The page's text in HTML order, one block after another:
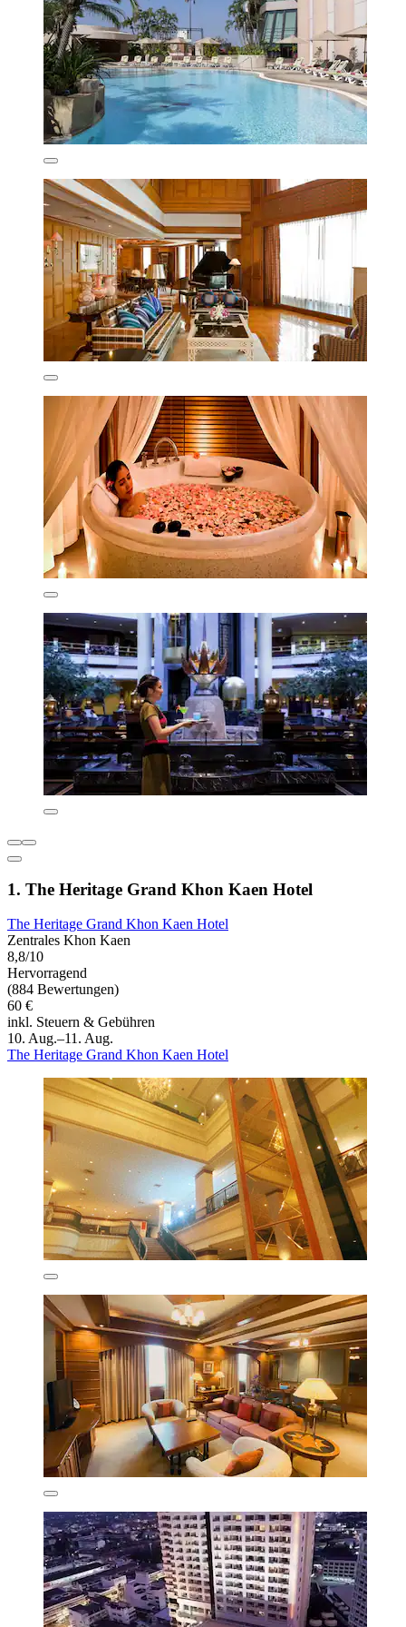
1. The Heritage Grand Khon Kaen Hotel
The Heritage Grand Khon Kaen Hotel
Zentrales Khon Kaen
8,8/10
Hervorragend
(884 Bewertungen)
60 €
inkl. Steuern & Gebühren
10. Aug.–11. Aug.
The Heritage Grand Khon Kaen Hotel